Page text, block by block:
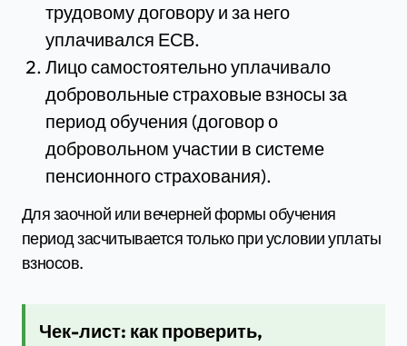
трудовому договору и за него
уплачивался ЕСВ.
Лицо самостоятельно уплачивало
добровольные страховые взносы за
период обучения (договор о
добровольном участии в системе
пенсионного страхования).
Для заочной или вечерней формы обучения
период засчитывается только при условии уплаты
взносов.
Чек-лист: как проверить,